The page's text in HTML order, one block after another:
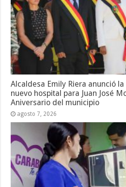
Alcaldesa Emily Riera anunció
nuevo hospital para Juan José
Aniversario del municipio
agosto 7, 2026